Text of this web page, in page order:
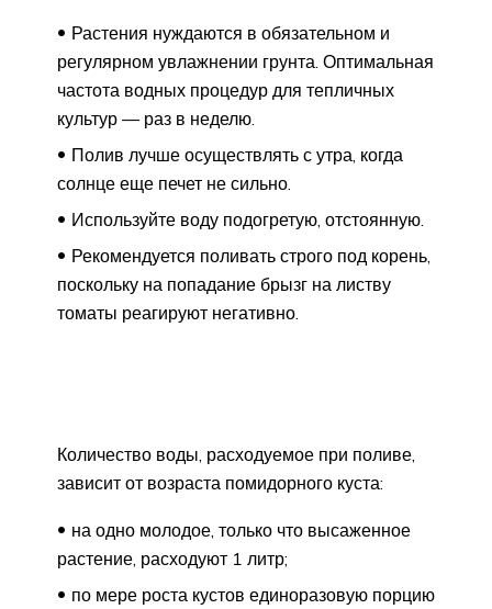
Растения нуждаются в обязательном и
регулярном увлажнении грунта. Оптимальная
частота водных процедур для тепличных
культур — раз в неделю.
Полив лучше осуществлять с утра, когда
солнце еще печет не сильно.
Используйте воду подогретую, отстоянную.
Рекомендуется поливать строго под корень,
поскольку на попадание брызг на листву
томаты реагируют негативно.
Количество воды, расходуемое при поливе,
зависит от возраста помидорного куста:
на одно молодое, только что высаженное
растение, расходуют 1 литр;
по мере роста кустов единоразовую порцию